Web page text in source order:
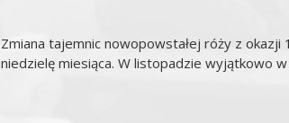
Zmiana tajemnic nowopowstałej róży z okazji
niedzielę miesiąca. W listopadzie wyjątkowo